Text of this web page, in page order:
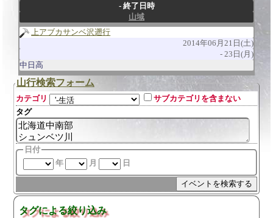
終了日時
山域
上アブカサンベ沢遡行
2014年06月21日(土)
23日(月)
中日高
山行検索フォーム
カテゴリ
サブカテゴリを含まない
タグ
日付
年
月 日
タグによる絞り込み